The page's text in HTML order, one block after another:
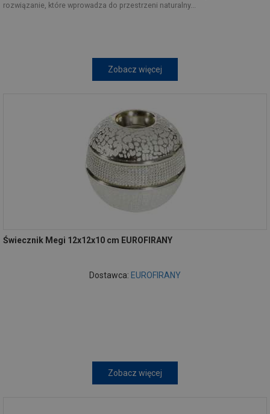
rozwiązanie, które wprowadza do przestrzeni naturalny...
Zobacz więcej
Świecznik Megi 12x12x10 cm EUROFIRANY
Dostawca: EUROFIRANY
Zobacz więcej